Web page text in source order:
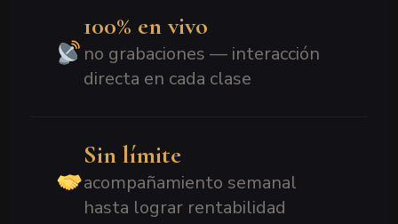
100% en vivo
no grabaciones — interacción
directa en cada clase
Sin límite
acompañamiento semanal
hasta lograr rentabilidad